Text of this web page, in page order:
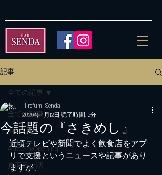
記事
全ての記事
お知らせ
A little happening
真面目な話
全ての記事
今話題の『さきめし』
Hirofumi Senda
2020年4月12日 読了時間: 2分
近頃テレビや新聞でよく飲食店をアプ
リで支援というニュースや記事があり
ますが、